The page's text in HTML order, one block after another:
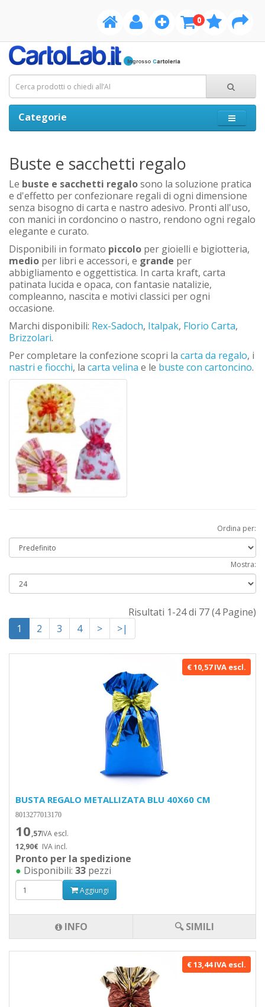
0
Categorie
Buste e sacchetti regalo
Le buste e sacchetti regalosono la soluzione pratica
e d'effetto per confezionare regali di ogni dimensione
senza bisogno di carta e nastro adesivo. Pronti all'uso,
con manici in cordoncino o nastro, rendono ogni regalo
elegante e curato.
Disponibili in formato piccolo per gioielli e bigiotteria,
medio per libri e accessori, e grande per
abbigliamento e oggettistica. In carta kraft, carta
patinata lucida e opaca, con fantasie natalizie,
compleanno, nascita e motivi classici per ogni
occasione.
Marchi disponibili: Rex-Sadoch, Italpak, Florio Carta,
Brizzolari.
Per completare la confezione scopri la carta da regalo, i
nastri e fiocchi, la carta velina e le buste con cartoncino.
Ordina per:
Mostra:
1 2 3 4 > >|
Risultati 1-24 di 77 (4 Pagine)
€ 10,57 IVA escl.
BUSTA REGALO METALLIZATA BLU 40X60 CM
8013277013170
10,57IVA escl.
12,90€ IVA incl.
Pronto per la spedizione
● Disponibili: 33 pezzi
Aggiungi
INFO 🔍 SIMILI
€ 13,44 IVA escl.